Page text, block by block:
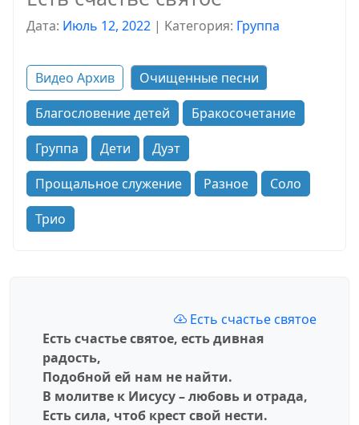
Дата: Июль 12, 2022 | Kатегория: Группа
Видео Архив
Очищенные песни
Благословение детей
Бракосочетание
Группа
Дети
Дуэт
Прощальное служение
Разное
Соло
Трио
Есть счастье святое
Есть счастье святое, есть дивная
радость,
Подобной ей нам не найти.
В молитве к Иисусу – любовь и отрада,
Есть сила, чтоб крест свой нести.